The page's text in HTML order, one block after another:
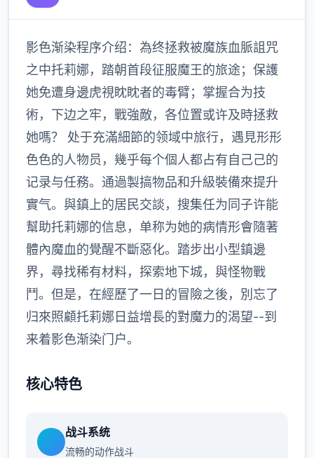
影色渐染程序介绍：為终拯救被魔族血脈詛咒
之中托莉娜，踏朝首段征服魔王的旅途；保護
她免遭身邊虎視眈眈者的毒臂；掌握合为技
術，下边之牢，戰強敵，各位置或许及時拯救
她嗎？ 处于充滿細節的领域中旅行，遇見形形
色色的人物员，幾乎每个個人都占有自己己的
记录与任務。通過製搞物品和升級裝備來提升
實气。與鎮上的居民交談，搜集任为同子许能
幫助托莉娜的信息，单称为她的病情形會隨著
體內魔血的覺醒不斷惡化。踏步出小型鎮邊
界，尋找稀有材料，探索地下城，與怪物戰
鬥。但是，在經歷了一日的冒險之後，別忘了
归來照顧托莉娜日益增長的對魔力的渴望--到
来着影色渐染门户。
核心特色
战斗系统
流畅的动作战斗